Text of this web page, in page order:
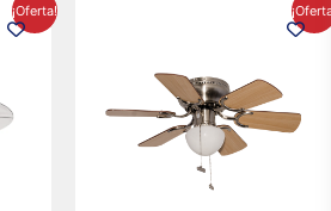
¡Oferta!
precio
actual
$1,450.23.
precio
actual